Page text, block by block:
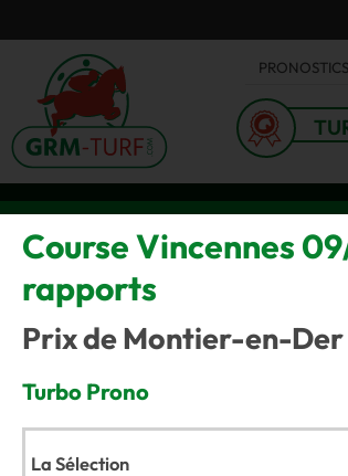
PRONOSTICS
Course Vincennes
rapports
Prix de Montier-en-Der
Turbo Prono
La Sélection